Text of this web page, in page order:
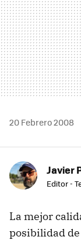
20 Febrero 2008
Javier
Editor -
La mejor
posibilidad